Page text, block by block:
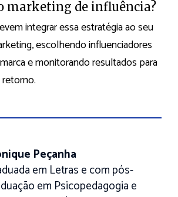
marketing de influência?
integrar essa estratégia ao seu
escolhendo influenciadores
e monitorando resultados para
Peçanha
em Letras e com pós-
em Psicopedagogia e